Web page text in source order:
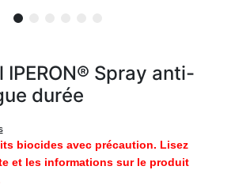
Spray anti-
durée
biocides avec précaution. Lisez
et les informations sur le produit